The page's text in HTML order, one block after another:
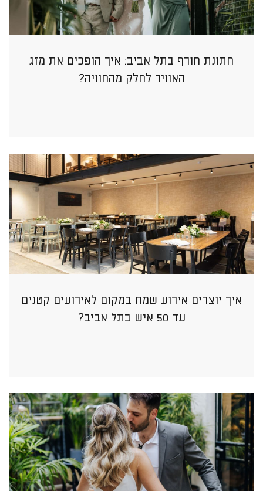
חתונת חורף בתל אביב: איך הופכים את מזג
האוויר לחלק מהחוויה?
איך יוצרים אירוע שמח במקום לאירועים קטנים
עד 50 איש בתל אביב?